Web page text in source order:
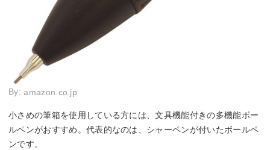
By:amazon.co.jp
小さめの筆箱を使用している方には、文具機能付きの多機能ボー
ルペンがおすすめ。代表的なのは、シャーペンが付いたボールペ
ンです。